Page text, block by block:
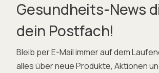
Gesundheits-News
dein Postfach!
Bleib per E-Mail immer auf dem
alles über neue Produkte, Aktionen